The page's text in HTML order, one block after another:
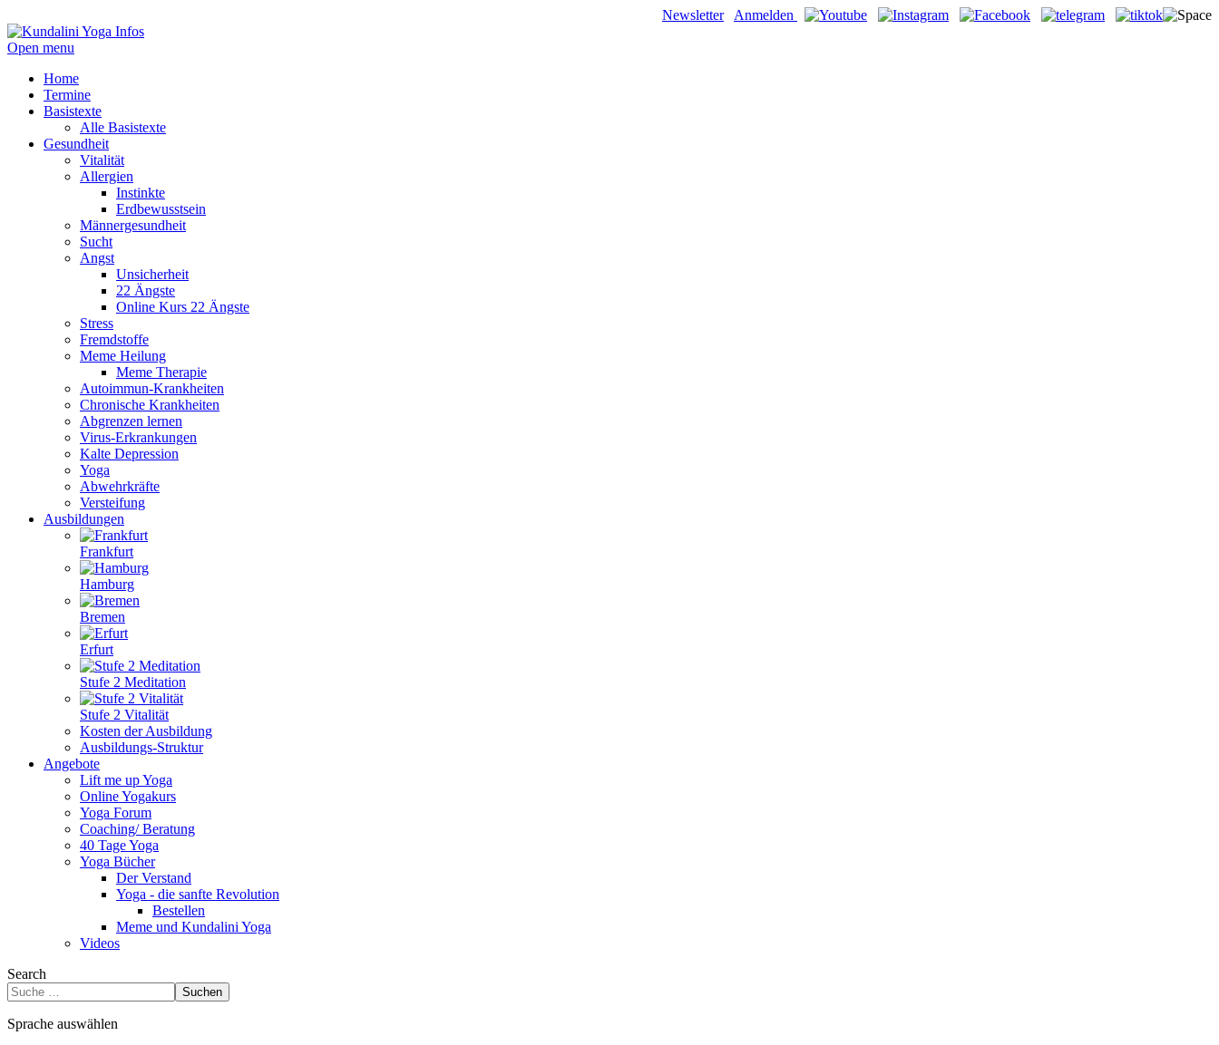
Newsletter Anmelden
Open menu
Home
Termine
Basistexte
Alle Basistexte
Gesundheit
Vitalität
Allergien
Instinkte
Erdbewusstsein
Männergesundheit
Sucht
Angst
Unsicherheit
22 Ängste
Online Kurs 22 Ängste
Stress
Fremdstoffe
Meme Heilung
Meme Therapie
Autoimmun-Krankheiten
Chronische Krankheiten
Abgrenzen lernen
Virus-Erkrankungen
Kalte Depression
Yoga
Abwehrkräfte
Versteifung
Ausbildungen
Frankfurt
Hamburg
Bremen
Erfurt
Stufe 2 Meditation
Stufe 2 Vitalität
Kosten der Ausbildung
Ausbildungs-Struktur
Angebote
Lift me up Yoga
Online Yogakurs
Yoga Forum
Coaching/ Beratung
40 Tage Yoga
Yoga Bücher
Der Verstand
Yoga - die sanfte Revolution
Bestellen
Meme und Kundalini Yoga
Videos
Search
Suchen
Sprache auswählen